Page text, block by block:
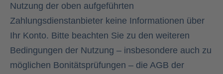
Nutzung der oben aufgeführten
Zahlungsdienstanbieter keine Informationen über
Ihr Konto. Bitte beachten Sie zu den weiteren
Bedingungen der Nutzung – insbesondere auch zu
möglichen Bonitätsprüfungen – die AGB der